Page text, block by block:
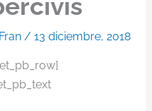
Fran / 13 diciembre, 2018